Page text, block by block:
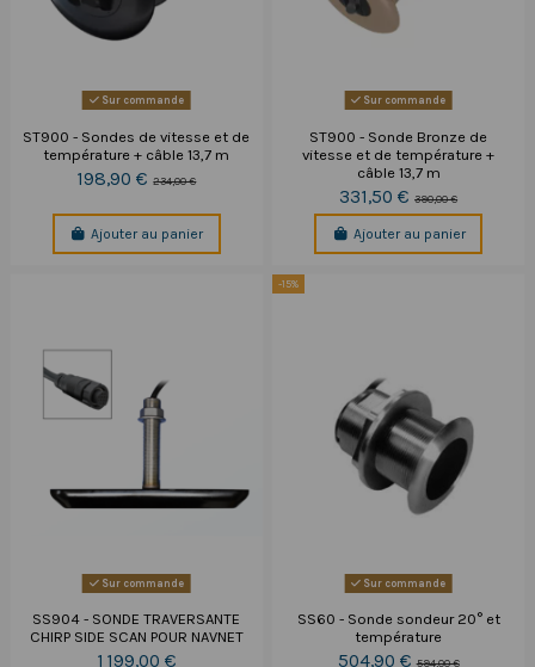
Sur commande
ST900 - Sondes de vitesse et de
température + câble 13,7 m
198,90 €234,00 €
Ajouter au panier
Sur commande
ST900 - Sonde Bronze de
vitesse et de température +
câble 13,7 m
331,50 €390,00 €
Ajouter au panier
Sur commande
SS904 - SONDE TRAVERSANTE
CHIRP SIDE SCAN POUR NAVNET
1 199,00 €
-15%
Sur commande
SS60 - Sonde sondeur 20° et
température
504,90 €594,00 €